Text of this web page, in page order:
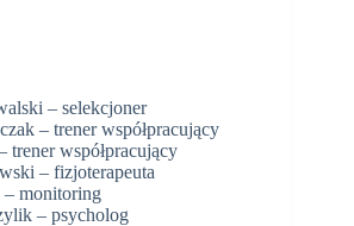
– selekcjoner
– trener współpracujący
trener współpracujący
– fizjoterapeuta
– monitoring
– psycholog